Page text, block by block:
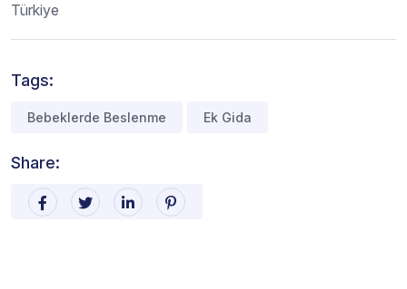
Türkiye
Tags:
Bebeklerde Beslenme Ek Gida
Share: